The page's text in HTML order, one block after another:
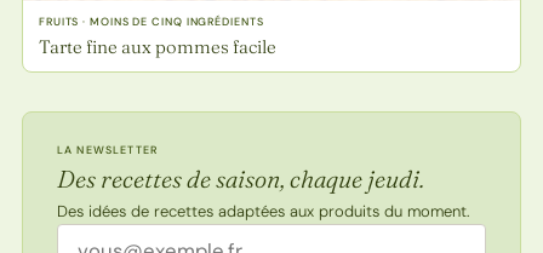
FRUITS · MOINS DE CINQ INGRÉDIENTS
Tarte fine aux pommes facile
LA NEWSLETTER
Des recettes de saison, chaque jeudi.
Des idées de recettes adaptées aux produits du moment.
Adresse email